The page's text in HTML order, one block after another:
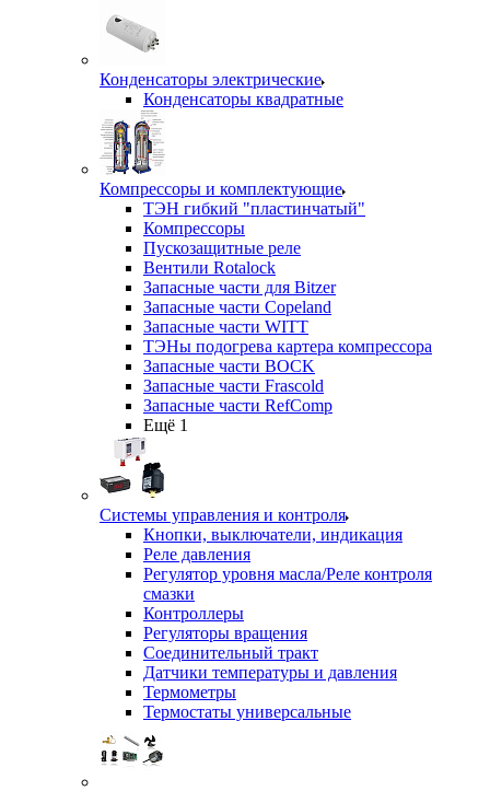
Конденсаторы электрические
Конденсаторы квадратные
Компрессоры и комплектующие
ТЭН гибкий "пластинчатый"
Компрессоры
Пускозащитные реле
Вентили Rotalock
Запасные части для Bitzer
Запасные части Copeland
Запасные части WITT
ТЭНы подогрева картера компрессора
Запасные части BOCK
Запасные части Frascold
Запасные части RefComp
Ещё 1
Системы управления и контроля
Кнопки, выключатели, индикация
Реле давления
Регулятор уровня масла/Реле контроля
смазки
Контроллеры
Регуляторы вращения
Соединительный тракт
Датчики температуры и давления
Термометры
Термостаты универсальные